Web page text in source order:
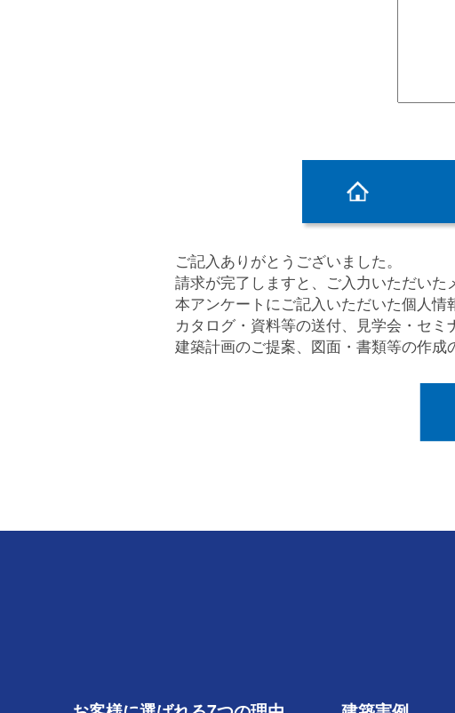
ご記入ありがとうございました。
請求が完了しますと、ご入力いただい
本アンケートにご記入いただいた個人情
カタログ・資料等の送付、見学会・セミ
建築計画のご提案、図面・書類等の作成